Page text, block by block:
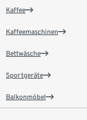
Kaffee
Kaffeemaschinen
Bettwäsche
Sportgeräte
Balkonmöbel